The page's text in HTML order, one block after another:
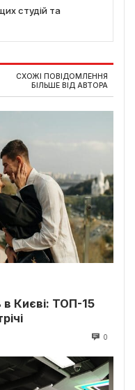
студій та
СХОЖІ ПОВІДОМЛЕННЯ
БІЛЬШЕ ВІД АВТОРА
Києві: ТОП-15
0